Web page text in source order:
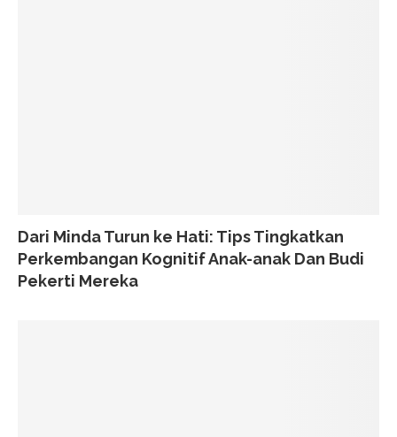
Dari Minda Turun ke Hati: Tips Tingkatkan
Perkembangan Kognitif Anak-anak Dan Budi
Pekerti Mereka